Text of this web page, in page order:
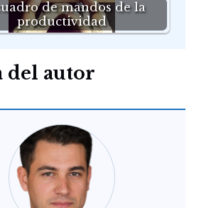
de mandos de la
productividad
del autor